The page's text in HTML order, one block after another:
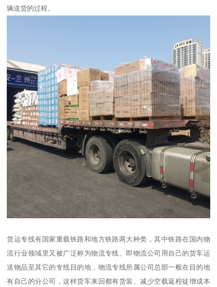
辆送货的过程。
货运专线有国家重载铁路和地方铁路两大种类，其中铁路在国内物
流行业领域里又被广泛称为物流专线、即物流公司用自己的货车运
送物品至其它的专线目的地，物流专线所属公司总部一般在目的地
有自己的分公司，这样货车来回都有货装、减少空载返程徒增成本